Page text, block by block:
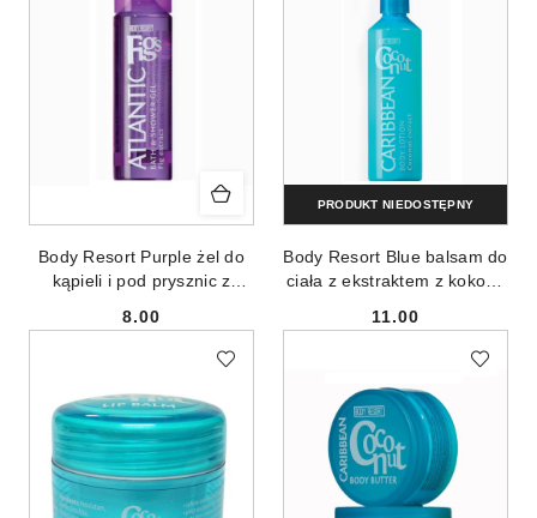
Body Resort Purple żel do
kąpieli i pod prysznic z
Cena:
8.00
Body Resort Blue balsam do
ciała z ekstraktem z kokosa
Cena:
11.00
PRODUKT NIEDOSTĘPNY